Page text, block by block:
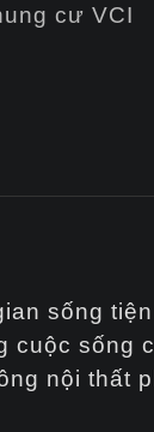
cư VCI
sống
cuộc sống
nội thất